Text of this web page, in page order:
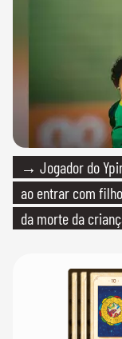
→ Jogador do
ao entrar com
da morte da